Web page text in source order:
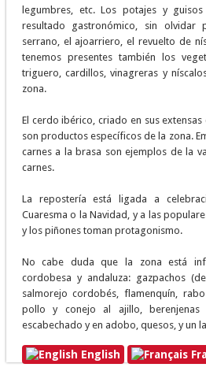
legumbres, etc. Los potajes y
resultado gastronómico, sin olvidar
serrano, el ajoarriero, el revuelto de
tenemos presentes también los
triguero, cardillos, vinagreras y
zona.
El cerdo ibérico, criado en sus extensas
son productos específicos de la zona.
carnes a la brasa son ejemplos de la
carnes.
La repostería está ligada a
Cuaresma o la Navidad, y a las
y los piñones toman protagonismo.
No cabe duda que la zona está
cordobesa y andaluza: gazpachos
salmorejo cordobés, flamenquín,
pollo y conejo al ajillo, berenjenas
escabechado y en adobo, quesos, y un
English